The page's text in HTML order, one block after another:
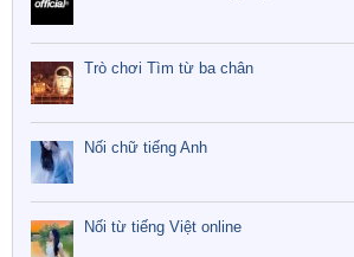
Trò chơi Tìm từ ba chân
Nối chữ tiếng Anh
Nối từ tiếng Việt online